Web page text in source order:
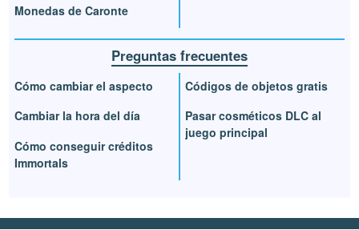
Monedas de Caronte
Preguntas frecuentes
Cómo cambiar el aspecto
Cambiar la hora del día
Cómo conseguir créditos
Immortals
Códigos de objetos gratis
Pasar cosméticos DLC al
juego principal